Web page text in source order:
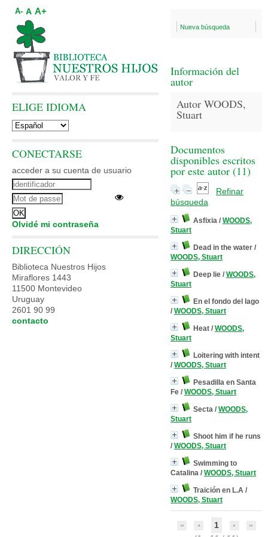
Nueva búsqueda
Información del
autor
Autor WOODS,
Stuart
Documentos
disponibles escritos
por este autor (11)
Refinar
búsqueda
Asfixia / WOODS,
Stuart
Dead in the water /
WOODS, Stuart
Deep lie / WOODS,
Stuart
En el fondo del lago
/ WOODS, Stuart
Heat / WOODS,
Stuart
Loitering with intent
/ WOODS, Stuart
Pesadilla en Santa
Fe / WOODS, Stuart
Secta / WOODS,
Stuart
Shoot him if he runs
/ WOODS, Stuart
Swimming to
Catalina / WOODS, Stuart
Traición en L.A /
WOODS, Stuart
1
A- A A+
ELIGE IDIOMA
CONECTARSE
acceder a su cuenta de usuario
Olvidé mi contraseña
DIRECCIÓN
Biblioteca Nuestros Hijos
Miraflores 1443
11500 Montevideo
Uruguay
2601 90 99
contacto